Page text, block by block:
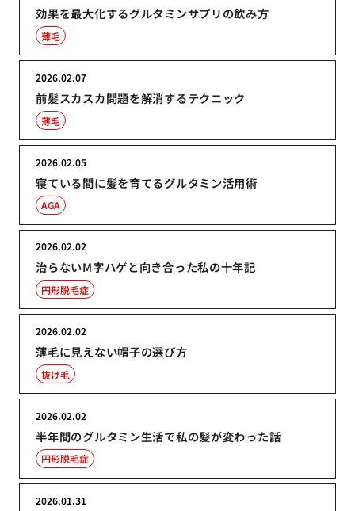
効果を最大化するグルタミンサプリの飲み方
薄毛
前髪スカスカ問題を解消するテクニック
2026.02.07
薄毛
寝ている間に髪を育てるグルタミン活用術
2026.02.05
AGA
治らないM字ハゲと向き合った私の十年記
2026.02.02
円形脱毛症
薄毛に見えない帽子の選び方
2026.02.02
抜け毛
半年間のグルタミン生活で私の髪が変わった話
2026.02.02
円形脱毛症
2026.01.31